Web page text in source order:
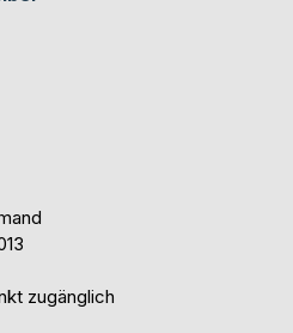
zugänglich